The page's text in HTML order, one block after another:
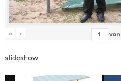
« ‹ von
slideshow